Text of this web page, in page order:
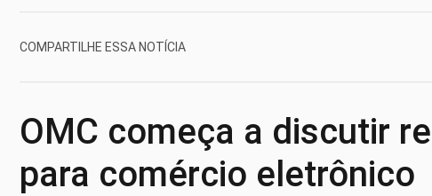
COMPARTILHE ESSA NOTÍCIA
OMC começa a discutir
para comércio eletrônico